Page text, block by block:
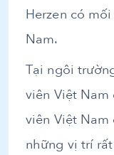
Herzen có
Nam.
Tại ngôi
viên Việt
viên Việt
những vị trí